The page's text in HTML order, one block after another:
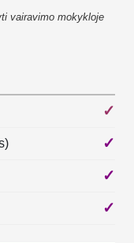
vairavimo mokykloje
✓
✓
✓
✓